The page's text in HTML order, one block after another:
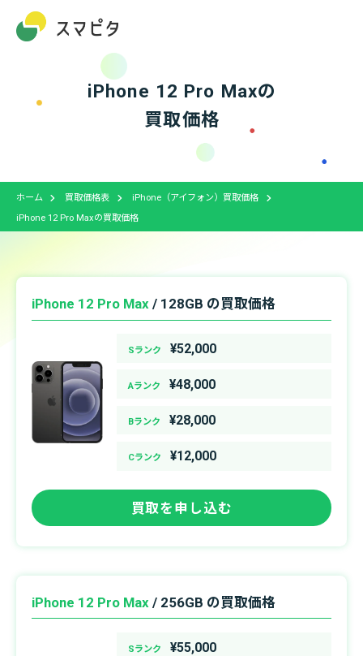
iPhone 12 Pro Maxの
買取価格
ホーム 買取価格表
iPhone（アイフォン）買取価格
iPhone 12 Pro Maxの買取価格
iPhone 12 Pro Max / 128GB の買取価格
Sランク ¥52,000
Aランク ¥48,000
Bランク ¥28,000
Cランク ¥12,000
買取を申し込む
iPhone 12 Pro Max / 256GB の買取価格
Sランク ¥55,000